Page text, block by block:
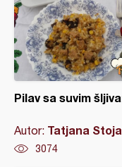
Pilav sa suvim
Autor: Tatjana
3074